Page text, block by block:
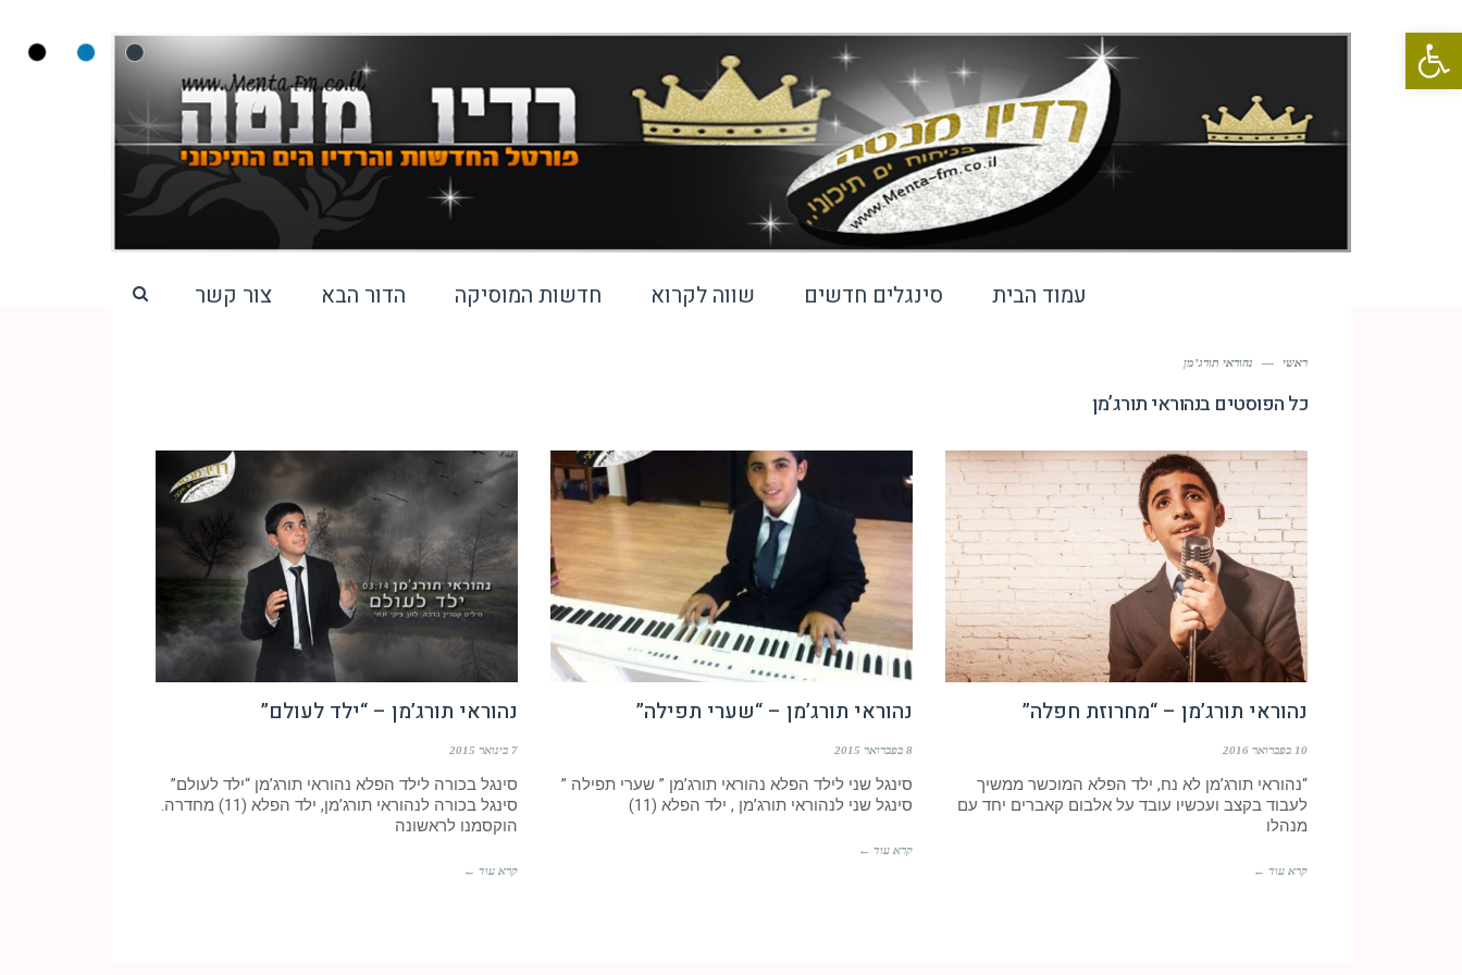
פתח סרגל נגישות
עמוד הבית סינגלים חדשים שווה לקרוא חדשות המוסיקה הדור הבא צור קשר
ראשי — נהוראי תורג’מן
כל הפוסטים בנהוראי תורג’מן
נהוראי תורג’מן – “מחרוזת חפלה”
10 בפברואר 2016
“נהוראי תורג’מן לא נח, ילד הפלא המוכשר ממשיך
לעבוד בקצב ועכשיו עובד על אלבום קאברים יחד עם
מנהלו
קרא עוד ←
נהוראי תורג’מן – “שערי תפילה”
8 בפברואר 2015
סינגל שני לילד הפלא נהוראי תורג’מן ” שערי תפילה ”
סינגל שני לנהוראי תורג’מן , ילד הפלא (11)
קרא עוד ←
נהוראי תורג’מן – “ילד לעולם”
7 בינואר 2015
סינגל בכורה לילד הפלא נהוראי תורג’מן “ילד לעולם”
סינגל בכורה לנהוראי תורג’מן, ילד הפלא (11) מחדרה.
הוקסמנו לראשונה
קרא עוד ←